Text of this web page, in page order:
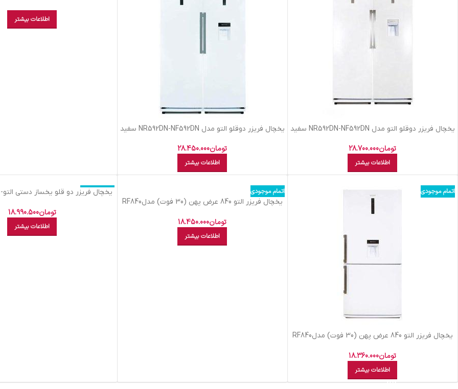
یخچال فریزر دوقلو التو مدل NR592DN-NF592DN سفید
تومان28.700.000
اطلاعات بیشتر
یخچال فریزر دوقلو التو مدل NR592DN-NF592DN سفید
تومان28.450.000
اطلاعات بیشتر
اطلاعات بیشتر
اتمام موجودی
یخچال فریزر التو 840 عرض پهن (30 فوت) مدلRF840
تومان18.360.000
اطلاعات بیشتر
اتمام موجودی
یخچال فریزر التو 840 عرض پهن (30 فوت) مدلRF840
تومان18.450.000
اطلاعات بیشتر
اتمام موجودی
تومان18.990.500
اطلاعات بیشتر